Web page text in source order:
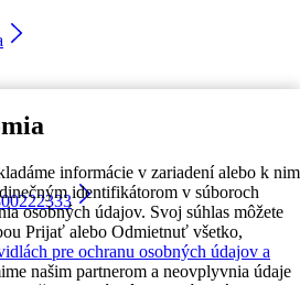
informácie v zariadení alebo k nim
identifikátorom v súboroch
osobných údajov. Svoj súhlas môžete
Prijať alebo Odmietnuť všetko,
pre ochranu osobných údajov a
našim partnerom a neovplyvnia údaje